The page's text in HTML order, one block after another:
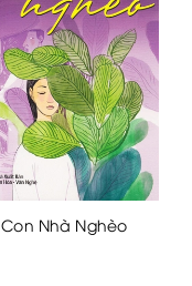
Con Nhà Nghèo